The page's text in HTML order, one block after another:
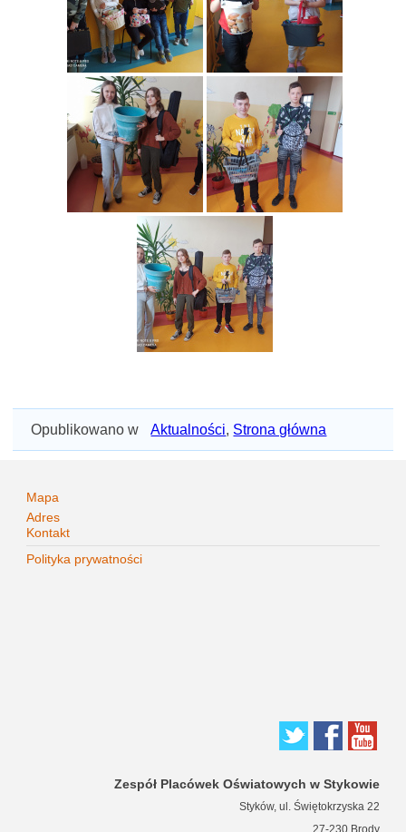
Opublikowano w Aktualności, Strona główna
Mapa
Adres
Kontakt
Polityka prywatności
Zespół Placówek Oświatowych w Stykowie
Styków, ul. Świętokrzyska 22
27-230 Brody